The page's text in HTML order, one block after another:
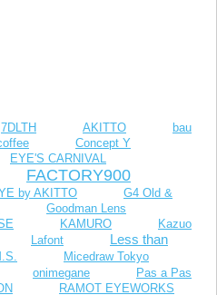
7DLTH AKITTO
bau
Concept Y
EYE'S CARNIVAL
FACTORY900
by AKITTO
G4 Old &
Goodman Lens
KAMURO
Kazuo
Lafont
Less than
Micedraw Tokyo
onimegane
Pas a Pas
RAMOT EYEWORKS